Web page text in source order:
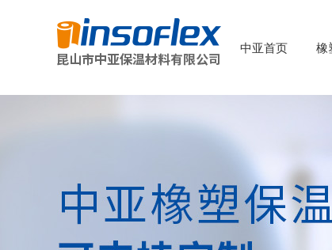
中亚首页 橡